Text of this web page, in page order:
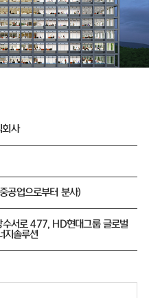
회사
공업으로부터 분사)
수서로 477, HD현대그룹 글로벌
지솔루션